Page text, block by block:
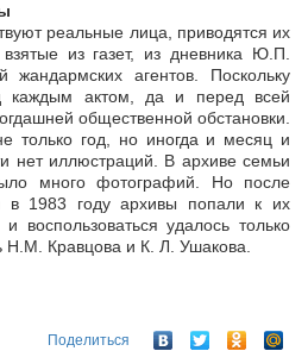
реальные лица, приводятся их
из газет, из дневника Ю.П.
жандармских агентов. Поскольку
каждым актом, да и перед всей
общественной обстановки.
только год, но иногда и месяц и
нет иллюстраций. В архиве семьи
много фотографий. Но после
1983 году архивы попали к их
воспользоваться удалось только
Н.М. Кравцова и К. Л. Ушакова.
Поделиться